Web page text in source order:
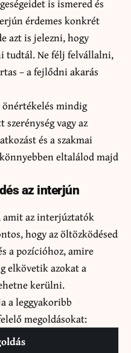
is ismered és
érdemes konkrét
azt is jelezni, hogy
tudtál. Ne félj felvállalni,
– a fejlődni akarás
mindig
vagy az
és a szakmai
eltalálod majd
az interjún
amit az interjúztatók
hogy az öltözködésed
a pozícióhoz, amire
elkövetik azokat a
kerülni.
a leggyakoribb
megoldásokat: